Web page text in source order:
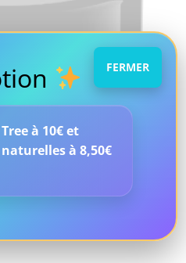
à 10€ et
à 8,50€
FERMER